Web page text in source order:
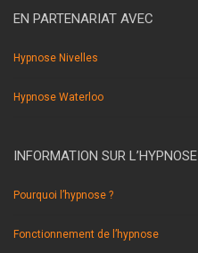
EN PARTENARIAT AVEC
Hypnose Nivelles
Hypnose Waterloo
INFORMATION SUR L’HYPNOSE
Pourquoi l’hypnose ?
Fonctionnement de l’hypnose